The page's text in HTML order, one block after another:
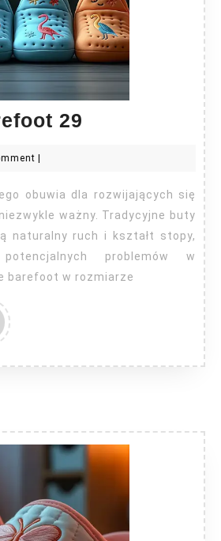
29
|
ważny. Tradycyjne buty
naturalny ruch i kształt stopy,
problemów w
barefoot w rozmiarze